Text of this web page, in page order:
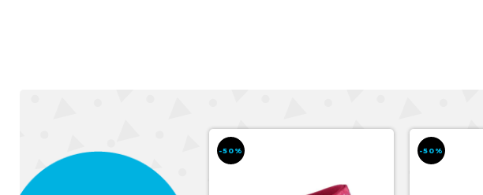
-50% -50%